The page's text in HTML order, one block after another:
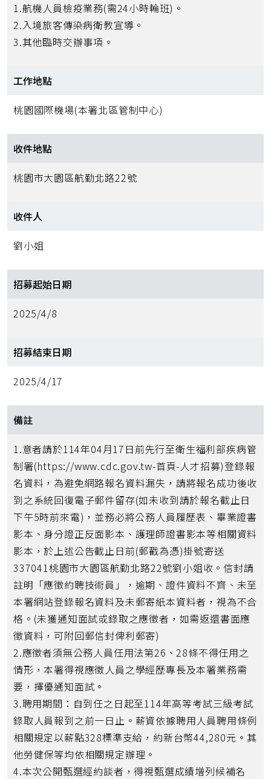
1.航機人員檢疫業務(需24小時輪班)。
2.入境旅客傳染病衛教宣導。
3.其他臨時交辦事項。
工作地點
桃園國際機場(本署北區管制中心)
收件地點
桃園市大園區航勤北路22號
收件人
劉小姐
招募起始日期
2025/4/8
招募結束日期
2025/4/17
備註
1.意者請於114年04月17日前先行至衛生福利部疾病管
制署(https://www.cdc.gov.tw-首頁-人才招募)登錄報
名資料，為避免網路報名資料漏失，請將報名成功後收
到之系統回復電子郵件留存(如未收到請於報名截止日
下午5時前來電)，並務必將公務人員履歷表、畢業證書
影本、身分證正反面影本、護理師證書影本等相關資料
影本，於上述公告截止日前(郵戳為憑)掛號寄送
337041桃園市大園區航勤北路22號劉小姐收。信封請
註明「應徵約聘技術員」，逾期、證件資料不齊、未至
本署網站登錄報名資料及未郵寄紙本資料者，視為不合
格。(未獲通知面試或錄取之應徵者，如需返還書面應
徵資料，可附回郵信封俾利郵寄)
2.應徵者須無公務人員任用法第26、28條不得任用之
情形，本署得視應徵人員之學經歷專長及本署業務需
要，擇優通知面試。
3.聘用期間：自到任之日起至114年高等考試三級考試
錄取人員報到之前一日止。薪資依據聘用人員聘用條例
相關規定以薪點328標準支給，約新台幣44,280元。其
他勞健保等均依相關規定辦理。
4.本次公開甄選經約談者，得視甄選成績增列候補名